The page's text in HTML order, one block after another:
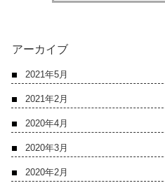
アーカイブ
2021年5月
2021年2月
2020年4月
2020年3月
2020年2月